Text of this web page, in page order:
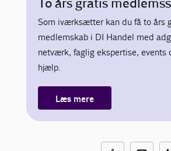
To års gratis
Som iværksætter kan du få to års
medlemskab i DI Handel med
netværk, faglig ekspertise, events
hjælp.
Læs mere